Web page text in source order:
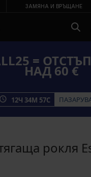
ЗАМЯНА И ВРЪЩАНЕ
=
НАД 60 €
12Ч 34М 57С
рокля